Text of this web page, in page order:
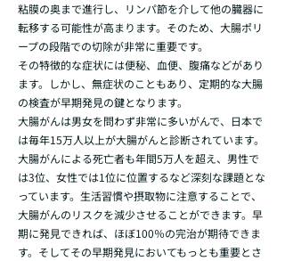
粘膜の奥まで進行し、リンパ節を介して他の臓器に
転移する可能性が高まります。そのため、大腸ポリ
ープの段階での切除が非常に重要です。
その特徴的な症状には便秘、血便、腹痛などがあり
ます。しかし、無症状のこともあり、定期的な大腸
の検査が早期発見の鍵となります。
大腸がんは男女を問わず非常に多いがんで、日本で
は毎年15万人以上が大腸がんと診断されています。
大腸がんによる死亡者も年間5万人を超え、男性で
は3位、女性では1位に位置するなど深刻な課題とな
っています。生活習慣や摂取物に注意することで、
大腸がんのリスクを減少させることができます。早
期に発見できれば、ほぼ100％の完治が期待できま
す。そしてその早期発見においてもっとも重要とさ